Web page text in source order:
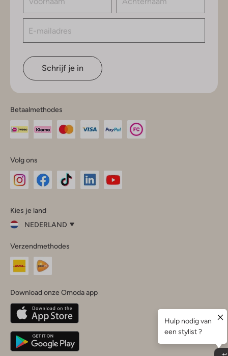
Schrijf je in
Betaalmethodes
Volg ons
InstagramFacebook
Kies je land
NEDERLAND
je
land
Nederland
Belgique(Français)
Deutschland
Verzendmethodes
Download onze Omoda app